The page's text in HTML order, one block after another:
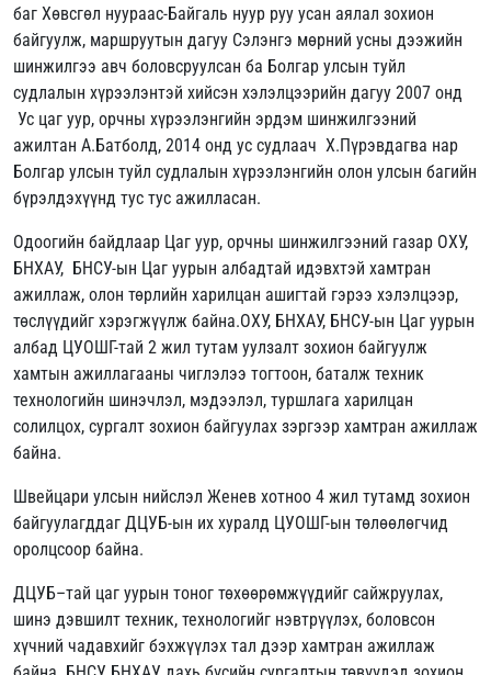
баг Хөвсгөл нуураас-Байгаль нуур руу усан аялал зохион
байгуулж, маршруутын дагуу Сэлэнгэ мөрний усны дээжийн
шинжилгээ авч боловсруулсан ба Болгар улсын туйл
судлалын хүрээлэнтэй хийсэн хэлэлцээрийн дагуу 2007 онд
Ус цаг уур, орчны хүрээлэнгийн эрдэм шинжилгээний
ажилтан А.Батболд, 2014 онд ус судлаач Х.Пүрэвдагва нар
Болгар улсын туйл судлалын хүрээлэнгийн олон улсын багийн
бүрэлдэхүүнд тус тус ажилласан.
Одоогийн байдлаар Цаг уур, орчны шинжилгээний газар ОХУ,
БНХАУ, БНСУ-ын Цаг уурын албадтай идэвхтэй хамтран
ажиллаж, олон төрлийн харилцан ашигтай гэрээ хэлэлцээр,
төслүүдийг хэрэгжүүлж байна.ОХУ, БНХАУ, БНСУ-ын Цаг уурын
албад ЦУОШГ-тай 2 жил тутам уулзалт зохион байгуулж
хамтын ажиллагааны чиглэлээ тогтоон, баталж техник
технологийн шинэчлэл, мэдээлэл, туршлага харилцан
солилцох, сургалт зохион байгуулах зэргээр хамтран ажиллаж
байна.
Швейцари улсын нийслэл Женев хотноо 4 жил тутамд зохион
байгуулагддаг ДЦУБ-ын их хуралд ЦУОШГ-ын төлөөлөгчид
оролцсоор байна.
ДЦУБ–тай цаг уурын тоног төхөөрөмжүүдийг сайжруулах,
шинэ дэвшилт техник, технологийг нэвтрүүлэх, боловсон
хүчний чадавхийг бэхжүүлэх тал дээр хамтран ажиллаж